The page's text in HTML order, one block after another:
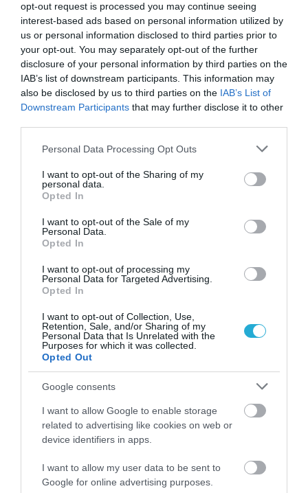
opt-out request is processed you may continue seeing
interest-based ads based on personal information utilized by
us or personal information disclosed to third parties prior to
your opt-out. You may separately opt-out of the further
disclosure of your personal information by third parties on the
IAB’s list of downstream participants. This information may
also be disclosed by us to third parties on the IAB’s List of
Downstream Participants that may further disclose it to other
Please note that this website/app uses one or more Google
not limited to your visit or usage behaviour. You may click to
grant or deny consent to Google and its third-party tags to
use your data for below specified purposes in below Google
consent section.
Personal Data Processing Opt Outs
I want to opt-out of the Sharing of my
personal data.
Opted In
I want to opt-out of the Sale of my
Personal Data.
Opted In
I want to opt-out of processing my
Personal Data for Targeted Advertising.
Opted In
I want to opt-out of Collection, Use,
Retention, Sale, and/or Sharing of my
Personal Data that Is Unrelated with the
Purposes for which it was collected.
Opted Out
Google consents
I want to allow Google to enable storage
related to advertising like cookies on web or
device identifiers in apps.
I want to allow my user data to be sent to
Google for online advertising purposes.
«Κυρίωςεμφανίζονται στο δεύτερο
εμβόλιο, ενώ οιαπλές παρενέργειες
εμφανίζονται κυρίως στο πρώτο, κυρίως
είναι σε νέους και κρατάνε περισσότερο από
τις απλές παρενέργειες του εμβολίου”, εξήγησε
ο κ. Τούτουζας.
ΔΗΜΟΦΙΛΗ
Αυτό είναι το θαυματουργό έλαιο που
προστατεύει από το Αλτχάιμερ